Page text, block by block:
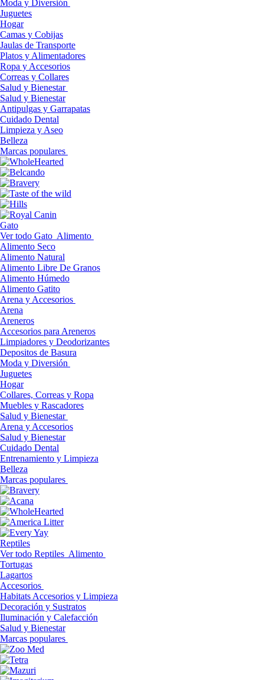
Moda y Diversión
Juguetes
Hogar
Camas y Cobijas
Jaulas de Transporte
Platos y Alimentadores
Ropa y Accesorios
Correas y Collares
Salud y Bienestar
Salud y Bienestar
Antipulgas y Garrapatas
Cuidado Dental
Limpieza y Aseo
Belleza
Marcas populares
Gato
Ver todo Gato Alimento
Alimento Seco
Alimento Natural
Alimento Libre De Granos
Alimento Húmedo
Alimento Gatito
Arena y Accesorios
Arena
Areneros
Accesorios para Areneros
Limpiadores y Deodorizantes
Depositos de Basura
Moda y Diversión
Juguetes
Hogar
Collares, Correas y Ropa
Muebles y Rascadores
Salud y Bienestar
Arena y Accesorios
Salud y Bienestar
Cuidado Dental
Entrenamiento y Limpieza
Belleza
Marcas populares
Reptiles
Ver todo Reptiles Alimento
Tortugas
Lagartos
Accesorios
Habitats Accesorios y Limpieza
Decoración y Sustratos
Iluminación y Calefacción
Salud y Bienestar
Marcas populares